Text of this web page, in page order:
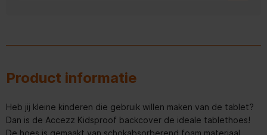
Product informatie
Heb jij kleine kinderen die gebruik willen maken van de tablet?
Dan is de Accezz Kidsproof backcover de ideale tablethoes!
De hoes is gemaakt van schokabsorberend foam materiaal